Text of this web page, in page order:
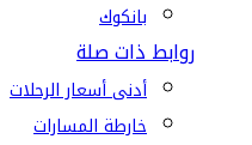
بانكوك
روابط ذات صلة
أدنى أسعار الرحلات
خارطة المسارات